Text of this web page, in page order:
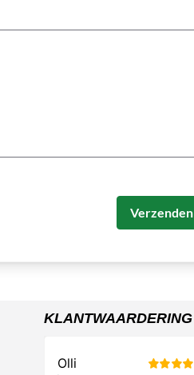
Verzenden
KLANTWAARDERING